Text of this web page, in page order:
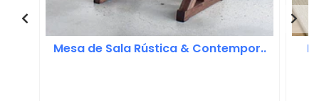
Mesa de Sala Rústica & Contempor..